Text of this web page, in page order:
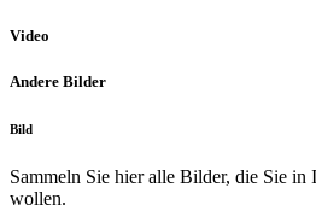
Video
Andere Bilder
Bild
Sammeln Sie hier alle Bilder, die Sie
wollen.